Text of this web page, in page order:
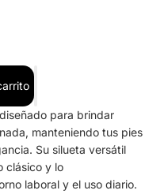
para brindar
manteniendo tus pies
Su silueta versátil
clásico y lo
laboral y el uso diario.